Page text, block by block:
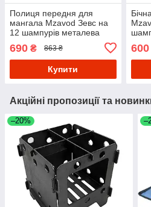
Полиця передня для
мангала Mzavod Зевс на
12 шампурів металева
690 ₴ 863 ₴
Купити
600
Акційні пропозиції та
–20%